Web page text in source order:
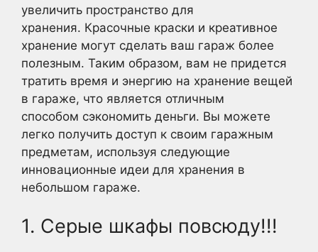
увеличить пространство для
хранения. Красочные краски и креативное
хранение могут сделать ваш гараж более
полезным. Таким образом, вам не придется
тратить время и энергию на хранение вещей
в гараже, что является отличным
способом сэкономить деньги. Вы можете
легко получить доступ к своим гаражным
предметам, используя следующие
инновационные идеи для хранения в
небольшом гараже.
1. Серые шкафы повсюду!!!